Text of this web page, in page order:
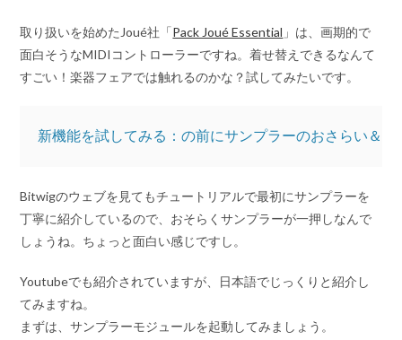
取り扱いを始めたJoué社「Pack Joué Essential 」は、画期的で
面白そうなMIDIコントローラーですね。着せ替えできるなんて
すごい！楽器フェアでは触れるのかな？試してみたいです。
新機能を試してみる：の前にサンプラーのおさらい＆
Bitwigのウェブを見てもチュートリアルで最初にサンプラーを
丁寧に紹介しているので、おそらくサンプラーが一押しなんで
しょうね。ちょっと面白い感じですし。
Youtubeでも紹介されていますが、日本語でじっくりと紹介し
てみますね。
まずは、サンプラーモジュールを起動してみましょう。